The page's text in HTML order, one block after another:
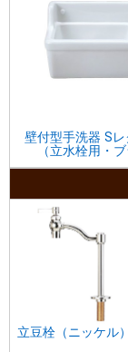
壁付型手洗器 S
（立水栓用・ブ
立豆栓（ニッケル）